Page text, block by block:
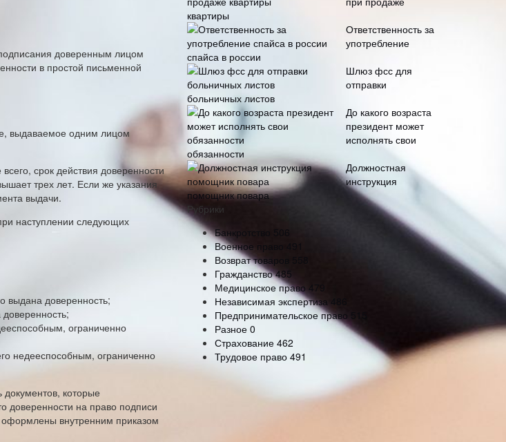
доверенным лицом
в простой письменной
выдаваемое одним лицом
срок действия доверенности
трех лет. Если же указания
выдачи.
наступлении следующих
выдана доверенность;
ограниченно
недееспособным, ограниченно
которые
доверенности на право подписи
оформлены внутренним приказом
квартиры
Ответственность за
употребление
спайса в россии
Шлюз фсс для
отправки
больничных листов
До какого возраста
президент может
исполнять свои
обязанности
Должностная
инструкция
помощник повара
Рубрики
Банкротство
506
Военное право
Возврат товаров
Гражданство485
Медицинское право 479
Независимая экспертиза 486
Предпринимательское право
Разное 0
Страхование 462
Трудовое право 491